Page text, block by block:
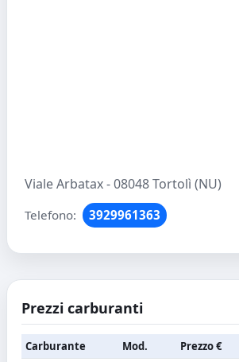
Viale Arbatax - 08048 Tortolì (NU)
Telefono: 3929961363
Prezzi carburanti
Carburante Mod. Prezzo €